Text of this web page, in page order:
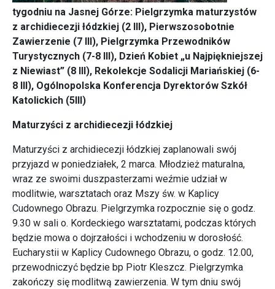
tygodniu na Jasnej Górze: Pielgrzymka maturzystów
z archidiecezji łódzkiej (2 III), Pierwszosobotnie
Zawierzenie (7 III), Pielgrzymka Przewodników
Turystycznych (7-8 III), Dzień Kobiet „u Najpiękniejszej
z Niewiast” (8 III), Rekolekcje Sodalicji Mariańskiej (6-
8 III), Ogólnopolska Konferencja Dyrektorów Szkół
Katolickich (5III)
Maturzyści z archidiecezji łódzkiej
Maturzyści z archidiecezji łódzkiej zaplanowali swój
przyjazd w poniedziałek, 2 marca. Młodzież maturalna,
wraz ze swoimi duszpasterzami weźmie udział w
modlitwie, warsztatach oraz Mszy św. w Kaplicy
Cudownego Obrazu. Pielgrzymka rozpocznie się o godz.
9.30 w sali o. Kordeckiego warsztatami, podczas których
będzie mowa o dojrzałości i wchodzeniu w dorosłość.
Eucharystii w Kaplicy Cudownego Obrazu, o godz. 12.00,
przewodniczyć będzie bp Piotr Kleszcz. Pielgrzymka
zakończy się modlitwą zawierzenia. W tym dniu swój